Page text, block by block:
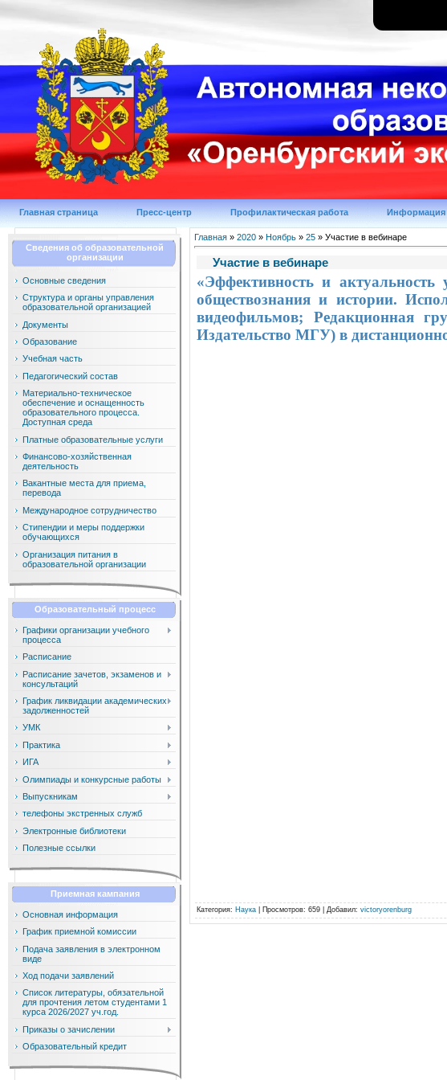
Главная страница Пресс-центр Профилактическая работа Информация
Сведения об образовательной
организации
Основные сведения
Структура и органы управления
образовательной организацией
Документы
Образование
Учебная часть
Педагогический состав
Материально-техническое
обеспечение и оснащенность
образовательного процесса.
Доступная среда
Платные образовательные услуги
Финансово-хозяйственная
деятельность
Вакантные места для приема,
перевода
Международное сотрудничество
Стипендии и меры поддержки
обучающихся
Организация питания в
образовательной организации
Образовательный процесс
Графики организации учебного
процесса
Расписание
Расписание зачетов, экзаменов и
консультаций
График ликвидации академических
задолженностей
УМК
Практика
ИГА
Олимпиады и конкурсные работы
Выпускникам
телефоны экстренных служб
Электронные библиотеки
Полезные ссылки
Приемная кампания
Основная информация
График приемной комиссии
Подача заявления в электронном
виде
Ход подачи заявлений
Список литературы, обязательной
для прочтения летом студентами 1
курса 2026/2027 уч.год.
Приказы о зачислении
Образовательный кредит
Главная » 2020 » Ноябрь » 25 » Участие в вебинаре
Участие в вебинаре
«Эффективность и
обществознания и истории.
видеофильмов; Редакционная
Издательство МГУ) в
Категория: Наука Просмотров: 659 | Добавил: victoryorenburg